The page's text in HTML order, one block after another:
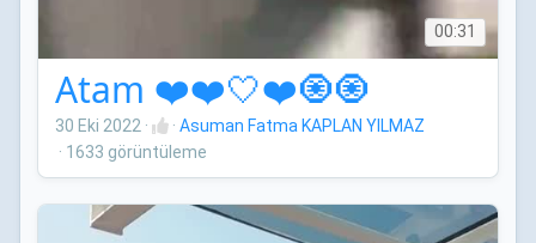
00:31
Atam ❤️❤️🤍❤️🧿🧿
30 Eki 2022 · · Asuman Fatma KAPLAN YILMAZ
· 1633 görüntüleme